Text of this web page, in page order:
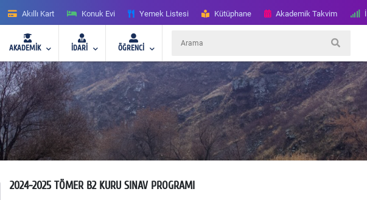
Akıllı Kart Konuk Evi Yemek Listesi Kütüphane Akademik Takvim
AKADEMİK İDARİ ÖĞRENCİ
2024-2025 TÖMER B2 KURU SINAV PROGRAMI